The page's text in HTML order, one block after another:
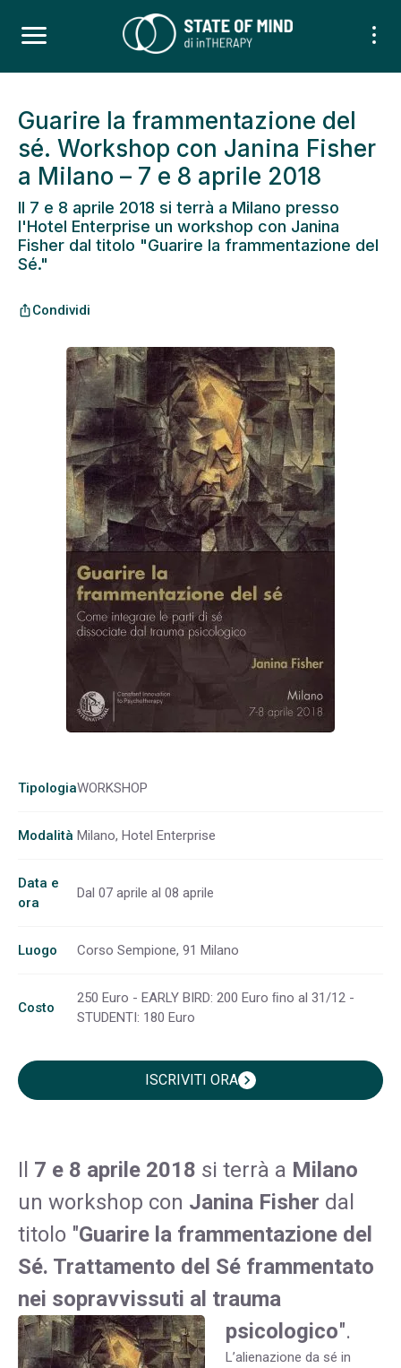
Guarire la frammentazione del
sé. Workshop con Janina Fisher
a Milano – 7 e 8 aprile 2018
Il 7 e 8 aprile 2018 si terrà a Milano presso
l'Hotel Enterprise un workshop con Janina
Fisher dal titolo "Guarire la frammentazione del
Sé."
ios_shareCondividi
TipologiaWORKSHOP
Modalità Milano, Hotel Enterprise
Data e
ora
Dal 07 aprile al 08 aprile
Luogo Corso Sempione, 91 Milano
Costo
250 Euro - EARLY BIRD: 200 Euro ﬁno al 31/12 -
STUDENTI: 180 Euro
ISCRIVITI ORAchevron_right
Il 7 e 8 aprile 2018 si terrà a Milano
un workshop con Janina Fisher dal
titolo "Guarire la frammentazione del
Sé. Trattamento del Sé frammentato
nei sopravvissuti al trauma
psicologico".
L’alienazione da sé in